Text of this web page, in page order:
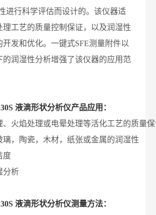
进行科学评估而设计的。该仪器适
理工艺的质量控制保证，以及润湿性
发和优化。一键式SFE测量附件以
的润湿性分析增强了该仪器的应用范
液滴形状分析仪产品应用：
、火焰处理或电晕处理等活化工艺的质量
璃，陶瓷，木材，纸张或金属的润湿性
度
分析
液滴形状分析仪测量方法：